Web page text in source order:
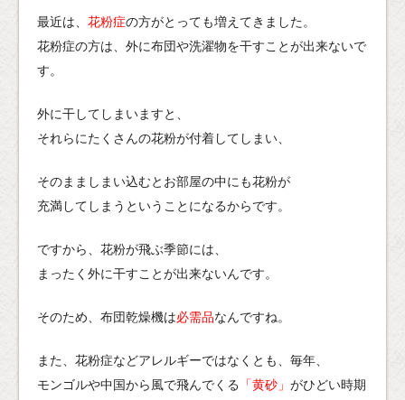
最近は、 花粉症の方がとっても増えてきました。
花粉症の方は、外に布団や洗濯物を干すことが出来ないで
す。
外に干してしまいますと、
それらにたくさんの花粉が付着してしまい、
そのまましまい込むとお部屋の中にも花粉が
充満してしまうということになるからです。
ですから、花粉が飛ぶ季節には、
まったく外に干すことが出来ないんです。
そのため、布団乾燥機は必需品なんですね。
また、花粉症などアレルギーではなくとも、毎年、
モンゴルや中国から風で飛んでくる
「黄砂」 がひどい時期